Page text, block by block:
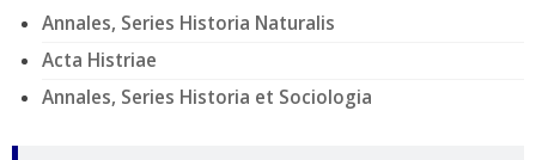
Annales, Series Historia Naturalis
Acta Histriae
Annales, Series Historia et Sociologia